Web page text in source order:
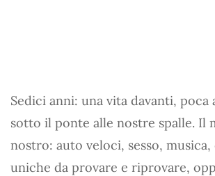
Sedici anni: una vita davanti, poca
sotto il ponte alle nostre spalle. Il
nostro: auto veloci, sesso, musica,
uniche da provare e riprovare,